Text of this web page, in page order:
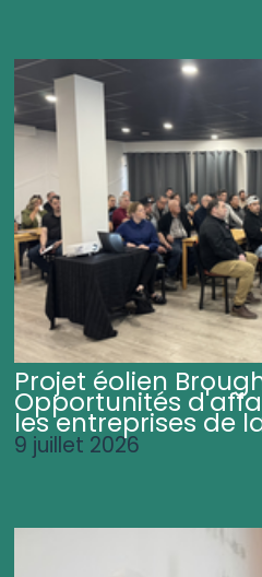
Projet éolien
Opportunités
les entreprises de
9 juillet 2026